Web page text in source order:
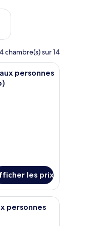
prochaine août
chambre(s) sur 14
et une chaise.
d’hôtel avec un grand lit, un
personnes
les prix
des rideaux.
d’hôtel avec deux lits, un
personnes